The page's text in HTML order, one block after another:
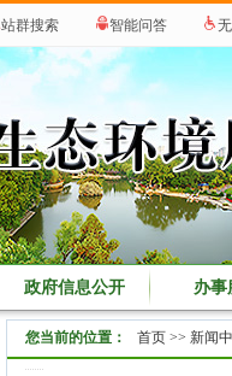
站群搜索 智能问答
政府信息公开 办事
您当前的位置： 首页 >> 新闻